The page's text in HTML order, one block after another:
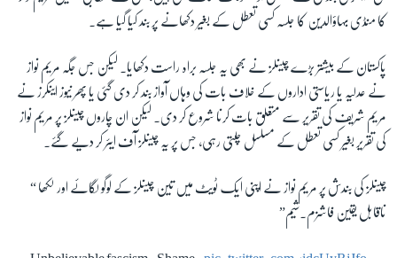
کا منڈی بہاؤالدین کا جلسہ کسی تعطل کے بغیر دکھانے پر بند کیا گیا ہے۔
پاکستان کے بیشتر بڑے چینلز نے بھی یہ جلسہ براہ راست دکھایا۔ لیکن جس جگہ مریم نواز
نے عدلیہ یا ریاستی اداروں کے خلاف بات کی وہاں آواز بند کر دی گئی یا پھر نیوز اینکرز نے
مریم شریف کی تقریر سے متعلق بات کرنا شروع کر دی۔ لیکن ان چاروں چینلز پر مریم نواز
کی تقریر بغیر کسی تعطل کے مسلسل چلتی رہی، جس پر یہ چینلز آف ایئر کر دیے گئے۔
چینلز کی بندش پر مریم نواز نے اپنی ایک ٹویٹ میں تین چینلز کے لوگو لگائے اور لکھا “
ناقابل یقین فاشزم۔شیم”